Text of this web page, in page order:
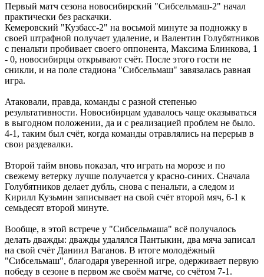
Первый матч сезона новосибирский "Сибсельмаш-2" начал
практически без раскачки.
Кемеровский "Кузбасс-2" на восьмой минуте за подножку в
своей штрафной получает удаление, и Валентин Голубятников
с пенальти пробивает своего оппонента, Максима Блинкова, 1
- 0, новосибирцы открывают счёт. После этого гости не
сникли, и на поле стадиона "Сибсельмаш" завязалась равная
игра.
Атаковали, правда, команды с разной степенью
результативности. Новосибирцам удавалось чаще оказываться
в выгодном положении, да и с реализацией проблем не было.
4-1, таким был счёт, когда команды отравлялись на перерыв в
свои раздевалки.
Второй тайм вновь показал, что играть на морозе и по
свежему ветерку лучше получается у красно-синих. Сначала
Голубятников делает дубль, снова с пенальти, а следом и
Кирилл Кузьмин записывает на свой счёт второй мяч, 6-1 к
семьдесят второй минуте.
Вообще, в этой встрече у "Сибсельмаша" всё получалось
делать дважды: дважды удалялся Пантыкин, два мяча записал
на свой счёт Даниил Ваганов. В итоге молодёжный
"Сибсельмаш", благодаря уверенной игре, одерживает первую
победу в сезоне в первом же своём матче, со счётом 7-1.